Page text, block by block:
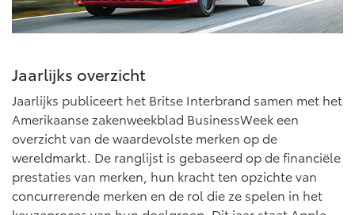
Jaarlijks overzicht
Jaarlijks publiceert het Britse Interbrand samen met het
Amerikaanse zakenweekblad BusinessWeek een
overzicht van de waardevolste merken op de
wereldmarkt. De ranglijst is gebaseerd op de financiële
prestaties van merken, hun kracht ten opzichte van
concurrerende merken en de rol die ze spelen in het